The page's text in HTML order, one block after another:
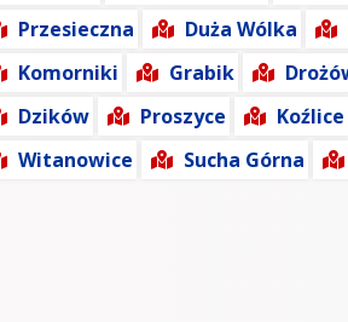
Przesieczna
Duża Wólka
Komorniki
Grabik
Dzików
Proszyce Koźlice
Witanowice
Sucha Górna